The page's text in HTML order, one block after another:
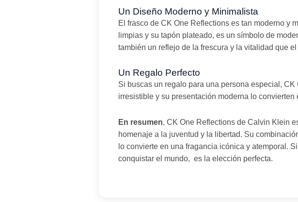
Un Diseño Moderno y Minimalista
El frasco de CK One Reflections es tan moderno y
limpias y su tapón plateado, es un símbolo de
también un reflejo de la frescura y la vitalidad que
Un Regalo Perfecto
Si buscas un regalo para una persona especial,
irresistible y su presentación moderna lo
En resumen, CK One Reflections de Calvin Klein
homenaje a la juventud y la libertad. Su
lo convierte en una fragancia icónica y atemporal.
conquistar el mundo, es la elección perfecta.